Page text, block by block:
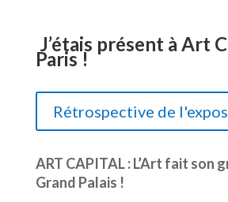
J’étais présent à Art
Paris !
Rétrospective de
ART CAPITAL : L’Art fait son
Grand Palais !